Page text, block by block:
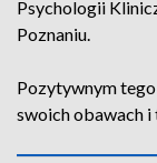
Psychologii
Poznaniu.
Pozytywnym
swoich obawach i